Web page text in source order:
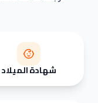
شهادة الميلاد